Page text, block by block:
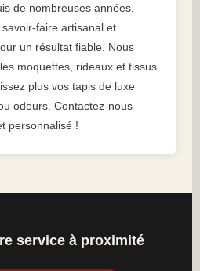
de nombreuses années,
faire artisanal et
un résultat fiable. Nous
moquettes, rideaux et tissus
plus vos tapis de luxe
odeurs. Contactez-nous
personnalisé !
service à proximité